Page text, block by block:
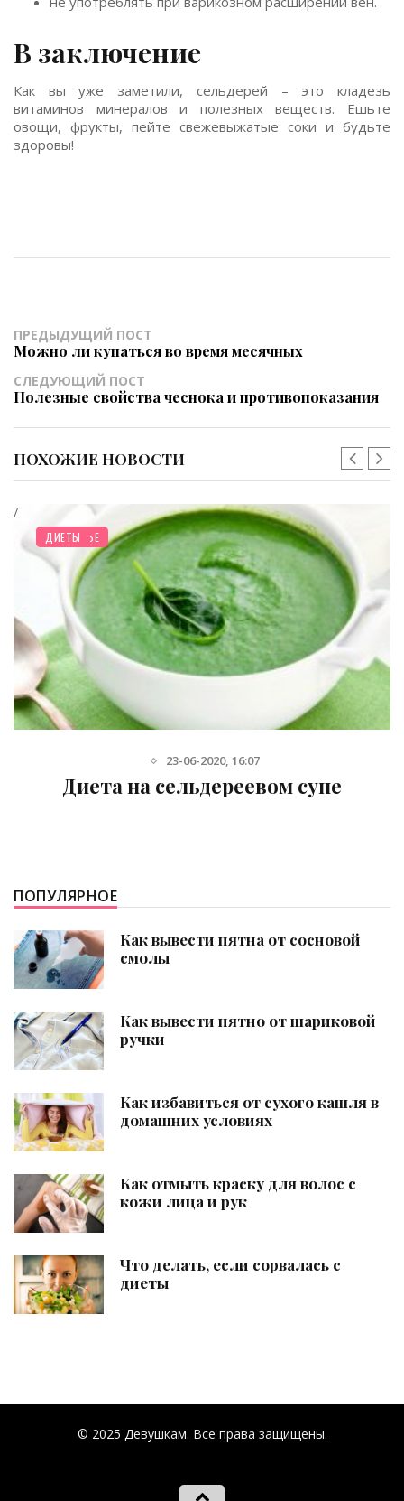
В заключение
Как вы уже заметили, сельдерей – это кладезь
витаминов минералов и полезных веществ. Ешьте
овощи, фрукты, пейте свежевыжатые соки и будьте
здоровы!
ПРЕДЫДУЩИЙ ПОСТ
Можно ли купаться во время месячных
СЛЕДУЮЩИЙ ПОСТ
Полезные свойства чеснока и противопоказания
ПОХОЖИЕ НОВОСТИ
ЗДОРОВЬЕ
1-07-2015, 13:46
Полезные свойства черешни
ПОПУЛЯРНОЕ
Как вывести пятна от сосновой
смолы
Как вывести пятно от шариковой
ручки
Как избавиться от сухого кашля в
домашних условиях
Как отмыть краску для волос с
кожи лица и рук
Что делать, если сорвалась с
диеты
© 2025 Девушкам. Все права защищены.